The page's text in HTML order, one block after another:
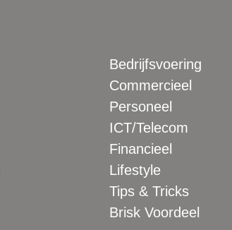
Bedrijfsvoering
Commercieel
Personeel
ICT/Telecom
Financieel
Lifestyle
Tips & Tricks
Brisk Voordeel